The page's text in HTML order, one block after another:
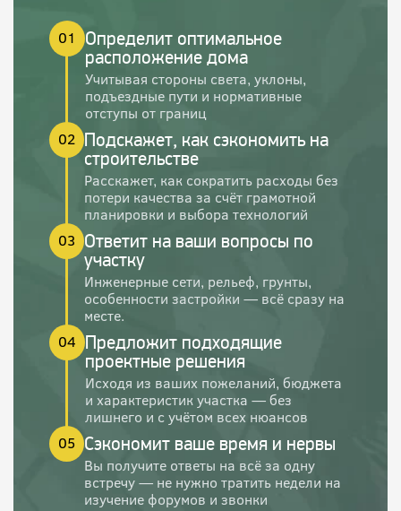
01
Определит оптимальное
расположение дома
Учитывая стороны света, уклоны,
подъездные пути и нормативные
отступы от границ
02 Подскажет, как сэкономить на
строительстве
Расскажет, как сократить расходы без
потери качества за счёт грамотной
планировки и выбора технологий
03 Ответит на ваши вопросы по
участку
Инженерные сети, рельеф, грунты,
особенности застройки — всё сразу на
месте.
04 Предложит подходящие
проектные решения
Исходя из ваших пожеланий, бюджета
и характеристик участка — без
лишнего и с учётом всех нюансов
05 Сэкономит ваше время и нервы
Вы получите ответы на всё за одну
встречу — не нужно тратить недели на
изучение форумов и звонки